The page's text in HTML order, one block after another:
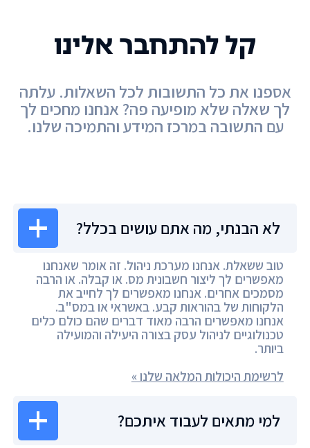
לא הבנתי, מה אתם עושים בכלל?
טוב ששאלת. אנחנו מערכת ניהול. זה אומר שאנחנו
מאפשרים לך ליצור חשבונית מס. או קבלה. או הרבה
מסמכים אחרים. אנחנו מאפשרים לך לחייב את
הלקוחות של בהוראות קבע. באשראי או במס"ב.
אנחנו מאפשרים הרבה מאוד דברים שהם כולם כלים
טכנולוגיים לניהול עסק בצורה היעילה והמועילה
ביותר.
לרשימת היכולות המלאה שלנו »
למי מתאים לעבוד איתכם?
קל להתחבר אלינו
אספנו את כל התשובות לכל השאלות. עלתה
לך שאלה שלא מופיעה פה? אנחנו מחכים לך
עם התשובה במרכז המידע והתמיכה שלנו.